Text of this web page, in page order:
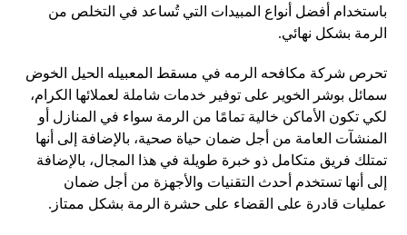
باستخدام أفضل أنواع المبيدات التي تُساعد في التخلص من
الرمة بشكل نهائي.
تحرص شركة مكافحه الرمه في مسقط المعبيله الحيل الخوض
سمائل بوشر الخوير على توفير خدمات شاملة لعملائها الكرام،
لكي تكون الأماكن خالية تمامًا من الرمة سواء في المنازل أو
المنشآت العامة من أجل ضمان حياة صحية، بالإضافة إلى أنها
تمتلك فريق متكامل ذو خبرة طويلة في هذا المجال، بالإضافة
إلى أنها تستخدم أحدث التقنيات والأجهزة من أجل ضمان
عمليات قادرة على القضاء على حشرة الرمة بشكل ممتاز.